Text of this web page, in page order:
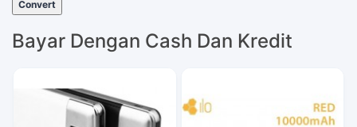
Convert
Bayar Dengan Cash Dan Kredit